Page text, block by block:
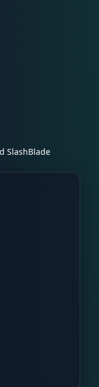
SlashBlade